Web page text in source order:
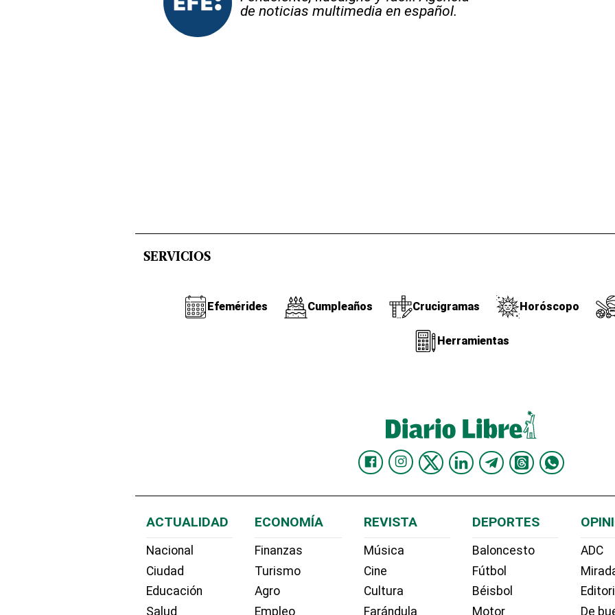
de noticias multimedia en español.
SERVICIOS
Efemérides Cumpleaños Crucigramas Horóscopo
Herramientas
ACTUALIDAD
Nacional
Ciudad
Educación
Salud
ECONOMÍA
Finanzas
Turismo
Agro
Empleo
REVISTA
Música
Cine
Cultura
Farándula
DEPORTES
Baloncesto
Fútbol
Béisbol
Motor
ADC
De